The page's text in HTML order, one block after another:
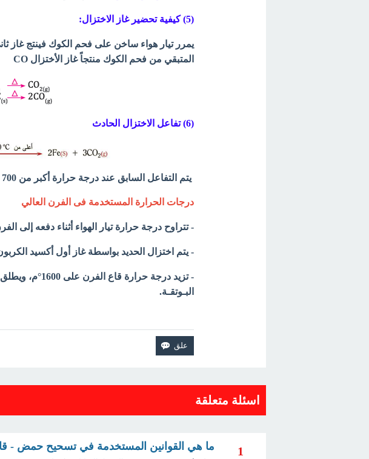
(5) كيفية تحضير غاز الاختزال:
يمرر تيار هواء ساخن على فحم الكوك فينتج غاز
المتبقي من فحم الكوك منتجاً غاز الأختزال CO
(6) تفاعل الاختزال الحادث
يتم التفاعل السابق عند درجة حرارة أكبر من 700 سلزيوس
درجات الحرارة المستخدمة فى الفرن العالي
- تتراوح درجة حرارة تيار الهواء أثناء دفعه إلى الفرن بين 760°م
- يتم اختزال الحديد بواسطة غاز أول أكسيد
- تزيد درجة
البـوتقـة.
اسئلة متعلقة
1 ما هي القوانين المستخدمة في تسحيح حمض -